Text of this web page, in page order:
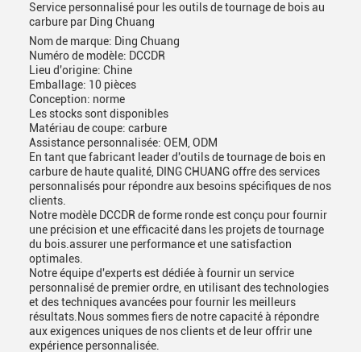
Service personnalisé pour les outils de tournage de bois au
carbure par Ding Chuang
Nom de marque: Ding Chuang
Numéro de modèle: DCCDR
Lieu d'origine: Chine
Emballage: 10 pièces
Conception: norme
Les stocks sont disponibles
Matériau de coupe: carbure
Assistance personnalisée: OEM, ODM
En tant que fabricant leader d'outils de tournage de bois en
carbure de haute qualité, DING CHUANG offre des services
personnalisés pour répondre aux besoins spécifiques de nos
clients.
Notre modèle DCCDR de forme ronde est conçu pour fournir
une précision et une efficacité dans les projets de tournage
du bois.assurer une performance et une satisfaction
optimales.
Notre équipe d'experts est dédiée à fournir un service
personnalisé de premier ordre, en utilisant des technologies
et des techniques avancées pour fournir les meilleurs
résultats.Nous sommes fiers de notre capacité à répondre
aux exigences uniques de nos clients et de leur offrir une
expérience personnalisée.